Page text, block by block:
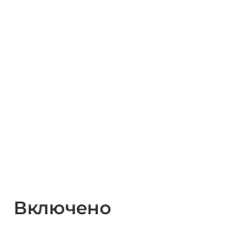
Включено